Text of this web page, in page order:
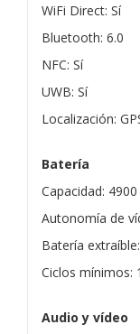
WiFi Direct: Sí
Bluetooth: 6.0
NFC: Sí
UWB: Sí
Localización:
Batería
Capacidad:
Autonomía de
Batería
Ciclos mínimos:
Audio y vídeo